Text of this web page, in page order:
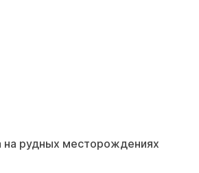
на рудных месторождениях